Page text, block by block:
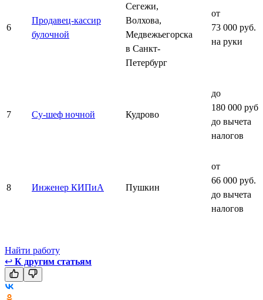
6
Продавец-кассир
булочной
Сегежи,
Волхова,
Медвежьегорска
в Санкт-
Петербург
от
73 000 руб.
на руки
7 Су-шеф ночной Кудрово
до
180 000 руб.
до вычета
налогов
8 Инженер КИПиА Пушкин
от
66 000 руб.
до вычета
налогов
Найти работу
↩ К другим статьям